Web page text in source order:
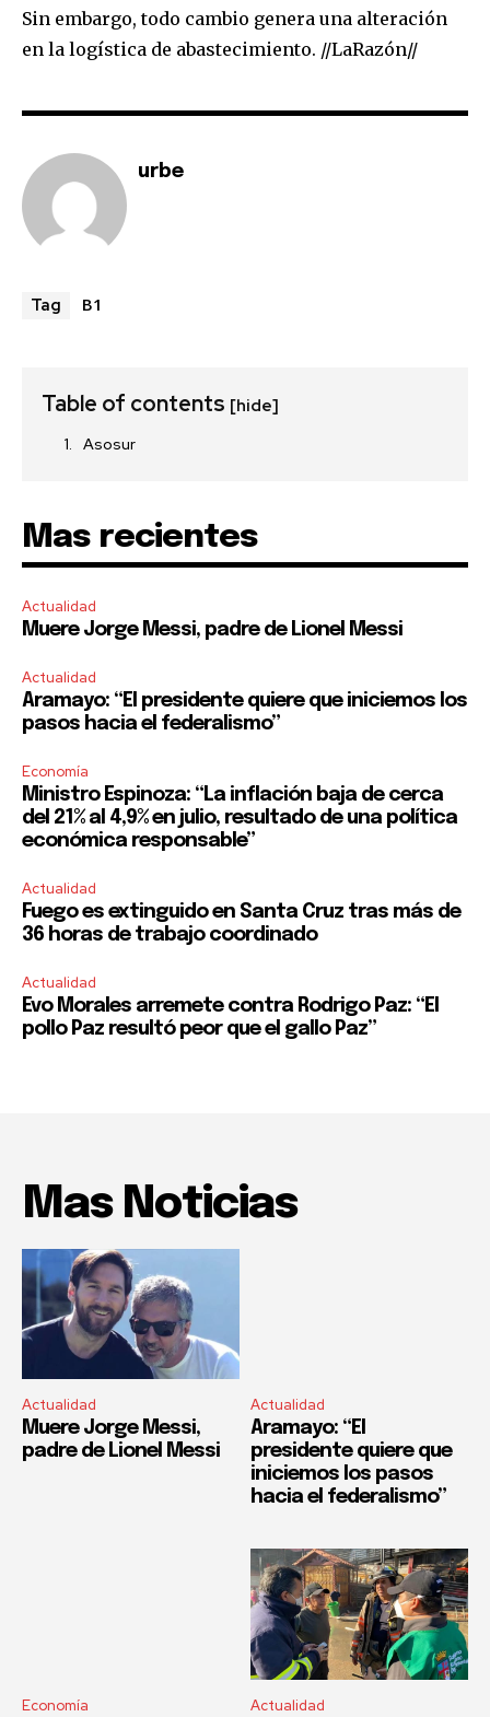
Sin embargo, todo cambio genera una alteración
en la logística de abastecimiento. //LaRazón//
urbe
Tag B1
Table of contents [hide]
Asosur
Mas recientes
Actualidad
Muere Jorge Messi, padre de Lionel Messi
Actualidad
Aramayo: “El presidente quiere que iniciemos los
pasos hacia el federalismo”
Economía
Ministro Espinoza: “La inflación baja de cerca
del 21% al 4,9% en julio, resultado de una política
económica responsable”
Actualidad
Fuego es extinguido en Santa Cruz tras más de
36 horas de trabajo coordinado
Actualidad
Evo Morales arremete contra Rodrigo Paz: “El
pollo Paz resultó peor que el gallo Paz”
Mas Noticias
Actualidad
Muere Jorge Messi,
padre de Lionel Messi
Actualidad
Aramayo: “El
presidente quiere que
iniciemos los pasos
hacia el federalismo”
Economía Actualidad